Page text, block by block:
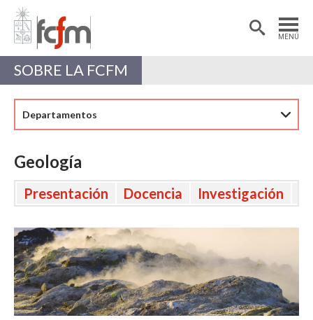
MENÚ
Estudiantes
Académicas/os
SOBRE LA FCFM
Departamentos
Geología
Presentación Docencia Investigación